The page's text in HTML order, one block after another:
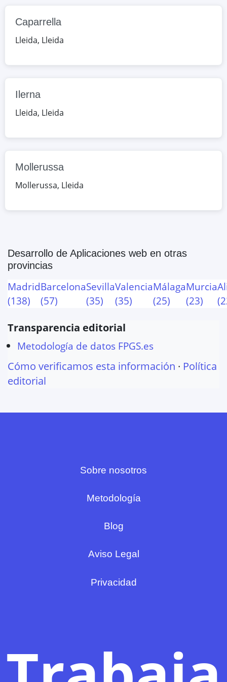
ctra. Torregrossa km. 1,9,
Mollerussa, Lleida, España
Caparrella
Lleida, Lleida
Ilerna
Lleida, Lleida
Mollerussa
Mollerussa, Lleida
Desarrollo de Aplicaciones web en otras
provincias
Madrid
(138)
Barcelona
(57)
Sevilla
(35)
Valencia
(35)
Málaga
(25)
Murcia
(23)
(
Transparencia editorial
Metodología de datos FPGS.es
Cómo verificamos esta información · Política
editorial
Sobre nosotros
Metodología
Blog
Aviso Legal
Privacidad